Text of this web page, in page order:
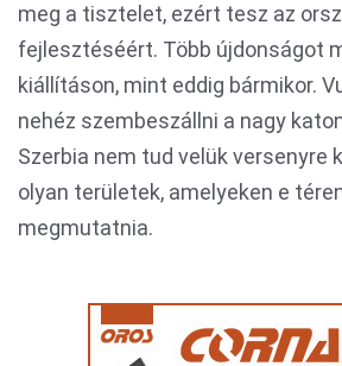
meg a tisztelet, ezért tesz az
fejlesztéséért. Több újdonságot
kiállításon, mint eddig bármikor.
nehéz szembeszállni a nagy
Szerbia nem tud velük versenyre
olyan területek, amelyeken e
megmutatnia.